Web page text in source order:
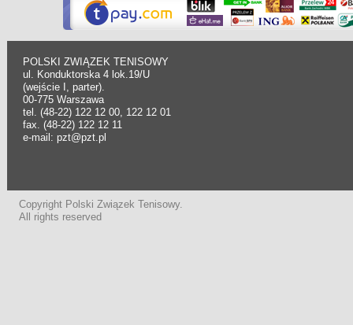
POLSKI ZWIĄZEK TENISOWY
ul. Konduktorska 4 lok.19/U
(wejście I, parter).
00-775 Warszawa
tel. (48-22) 122 12 00, 122 12 01
fax. (48-22) 122 12 11
e-mail: pzt@pzt.pl
Copyright Polski Związek Tenisowy.
All rights reserved